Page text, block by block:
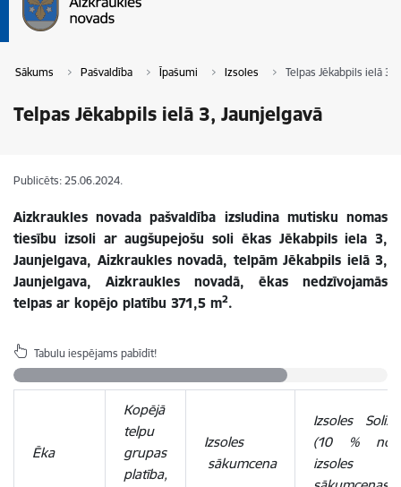
Sākums Pašvaldība Īpašumi Izsoles Telpas Jēkabpils ielā 3,
Telpas Jēkabpils ielā 3, Jaunjelgavā
Publicēts: 25.06.2024.
Aizkraukles novada pašvaldība izsludina mutisku nomas
tiesību izsoli ar augšupejošu soli ēkas Jēkabpils iela 3,
Jaunjelgava, Aizkraukles novadā, telpām Jēkabpils ielā 3,
Jaunjelgava, Aizkraukles novadā, ēkas nedzīvojamās
telpas ar kopējo platību 371,5 m2.
Tabulu iespējams pabīdīt!
Ēka
Kopējā
telpu
grupas
platība,
Izsoles
sākumcena
Izsoles Solis
(10 % no
izsoles